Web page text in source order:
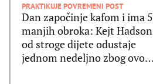
PRAKTIKUJE POVREMENI POST
Dan započinje kafom i ima 5
manjih obroka: Kejt Hadson
od stroge dijete odustaje
jednom nedeljno zbog ovog